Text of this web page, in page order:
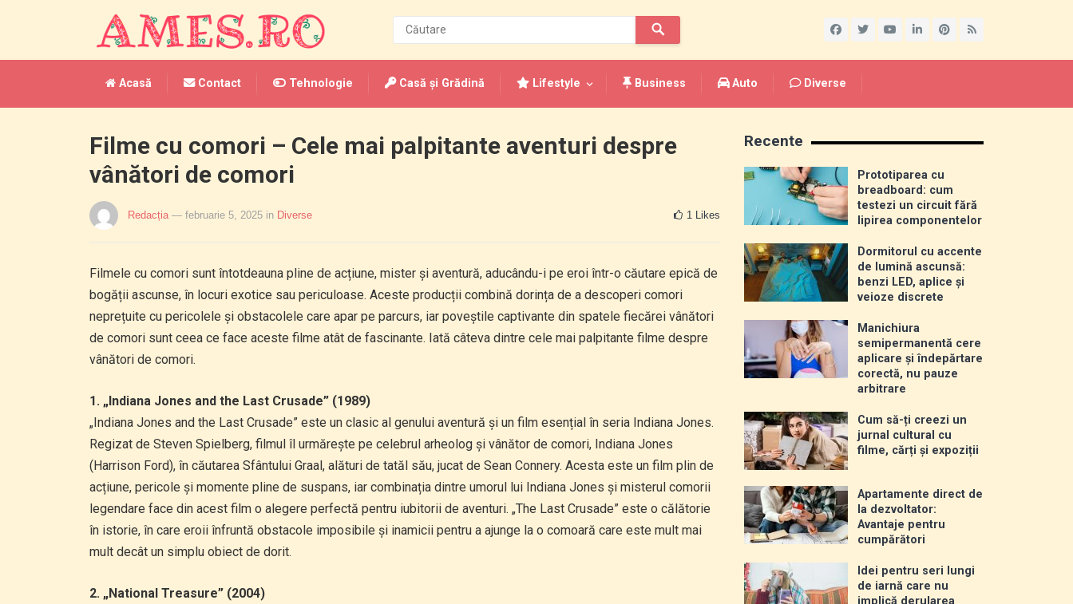
Acasă Contact Tehnologie Casă și Grădină Lifestyle Business Auto Diverse
Filme cu comori – Cele mai palpitante aventuri despre
vânători de comori
Redacția — februarie 5, 2025 in Diverse 1 Likes
Filmele cu comori sunt întotdeauna pline de acțiune, mister și aventură, aducându-i pe eroi într-o căutare epică de
bogății ascunse, în locuri exotice sau periculoase. Aceste producții combină dorința de a descoperi comori
neprețuite cu pericolele și obstacolele care apar pe parcurs, iar poveștile captivante din spatele fiecărei vânători
de comori sunt ceea ce face aceste filme atât de fascinante. Iată câteva dintre cele mai palpitante filme despre
vânători de comori.
1. „Indiana Jones and the Last Crusade” (1989)
„Indiana Jones and the Last Crusade” este un clasic al genului aventură și un film esențial în seria Indiana Jones.
Regizat de Steven Spielberg, filmul îl urmărește pe celebrul arheolog și vânător de comori, Indiana Jones
(Harrison Ford), în căutarea Sfântului Graal, alături de tatăl său, jucat de Sean Connery. Acesta este un film plin de
acțiune, pericole și momente pline de suspans, iar combinația dintre umorul lui Indiana Jones și misterul comorii
legendare face din acest film o alegere perfectă pentru iubitorii de aventuri. „The Last Crusade” este o călătorie
în istorie, în care eroii înfruntă obstacole imposibile și inamicii pentru a ajunge la o comoară care este mult mai
mult decât un simplu obiect de dorit.
2. „National Treasure” (2004)
Recente
Prototiparea cu
breadboard: cum
testezi un circuit fără
lipirea componentelor
Dormitorul cu accente
de lumină ascunsă:
benzi LED, aplice și
veioze discrete
Manichiura
semipermanentă cere
aplicare și îndepărtare
corectă, nu pauze
arbitrare
Cum să-ți creezi un
jurnal cultural cu
filme, cărți și expoziții
Apartamente direct de
la dezvoltator:
Avantaje pentru
cumpărători
Idei pentru seri lungi
de iarnă care nu
implică derularea